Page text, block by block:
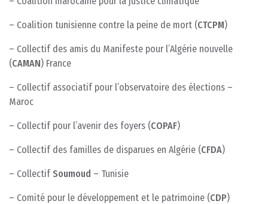
– Coalition tunisienne contre la peine de mort (CTCPM)
– Collectif des amis du Manifeste pour l’Algérie nouvelle
(CAMAN) France
– Collectif associatif pour l’observatoire des élections –
Maroc
– Collectif pour l’avenir des foyers (COPAF)
– Collectif des familles de disparues en Algérie (CFDA)
– CollectifSoumoud – Tunisie
– Comité pour le développement et le patrimoine (CDP)